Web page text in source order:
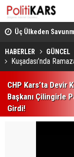
Üç Ülkeden
Mekke'de
HABERLER GÜNCEL
Kuşadası’nda
CHP Kars’ta Devir
Başkanı Çilingirle
Girdi!